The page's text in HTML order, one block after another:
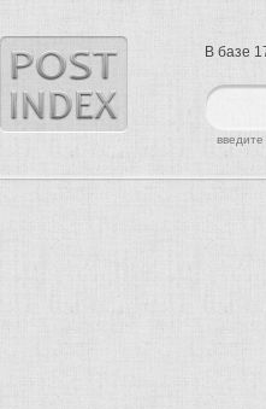
найти
В базе